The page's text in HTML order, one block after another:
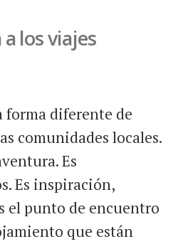
los viajes
forma diferente de
comunidades locales.
Es
Es inspiración,
el punto de encuentro
que están